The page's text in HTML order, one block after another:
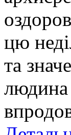
цю
та
людина